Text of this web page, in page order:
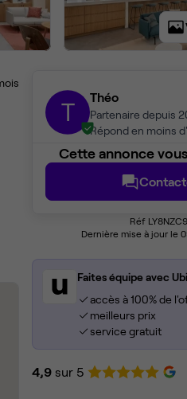
T Théo
Partenaire depuis
Répond en moins
Cette annonce
Réf LY8NZC9
Dernière mise à jour le
Faites équipe avec
accès à 100% de
meilleurs prix
service gratuit
4,9 sur 5